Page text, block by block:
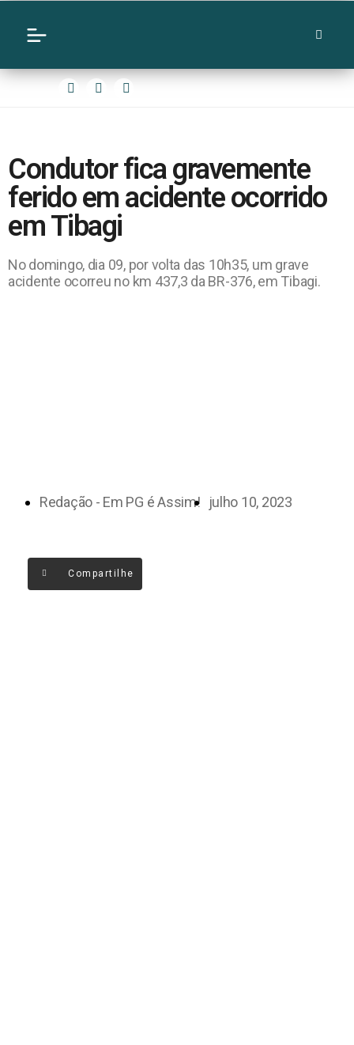
Condutor fica gravemente
ferido em acidente ocorrido
em Tibagi
No domingo, dia 09, por volta das 10h35, um grave
acidente ocorreu no km 437,3 da BR-376, em Tibagi.
Redação - Em PG é Assim! julho 10, 2023
Compartilhe